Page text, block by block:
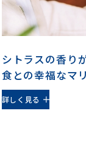
シトラスの香り
食との幸福なマ
詳しく見る